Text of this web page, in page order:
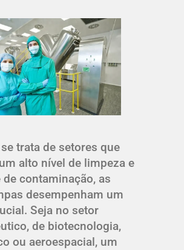
trata de setores que
alto nível de limpeza e
contaminação, as
desempenham um
Seja no setor
de biotecnologia,
ou aeroespacial, um